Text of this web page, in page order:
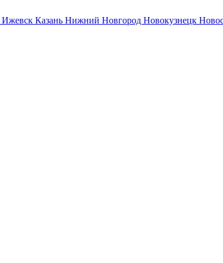
Ижевск Казань Нижний Новгород Новокузнецк